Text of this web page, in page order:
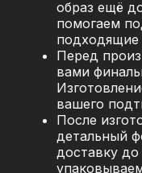
образ ещё
помогаем
Перед
вами
вашего
После
детальный
доставку